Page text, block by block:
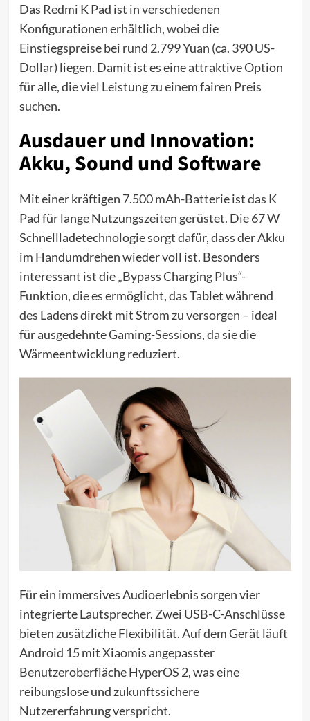
Das Redmi K Pad ist in verschiedenen
Konfigurationen erhältlich, wobei die
Einstiegspreise bei rund 2.799 Yuan (ca. 390 US-
Dollar) liegen. Damit ist es eine attraktive Option
für alle, die viel Leistung zu einem fairen Preis
suchen.
Ausdauer und Innovation:
Akku, Sound und Software
Mit einer kräftigen 7.500 mAh-Batterie ist das K
Pad für lange Nutzungszeiten gerüstet. Die 67 W
Schnellladetechnologie sorgt dafür, dass der Akku
im Handumdrehen wieder voll ist. Besonders
interessant ist die „Bypass Charging Plus“-
Funktion, die es ermöglicht, das Tablet während
des Ladens direkt mit Strom zu versorgen – ideal
für ausgedehnte Gaming-Sessions, da sie die
Wärmeentwicklung reduziert.
Für ein immersives Audioerlebnis sorgen vier
integrierte Lautsprecher. Zwei USB-C-Anschlüsse
bieten zusätzliche Flexibilität. Auf dem Gerät läuft
Android 15 mit Xiaomis angepasster
Benutzeroberfläche HyperOS 2, was eine
reibungslose und zukunftssichere
Nutzererfahrung verspricht.